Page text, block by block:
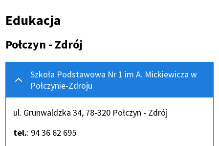
nawigacyjna
Edukacja
Połczyn - Zdrój
Szkoła Podstawowa Nr 1 im A. Mickiewicza w
Połczynie-Zdroju
ul. Grunwaldzka 34, 78-320 Połczyn - Zdrój
tel.: 94 36 62 695